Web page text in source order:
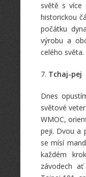
světě s více
historickou
počátku
výrobu a
celého světa.
7. Tchaj-pej
Dnes
světové
WMOC,
peji. Dvou a
se mísí
každém
závodech